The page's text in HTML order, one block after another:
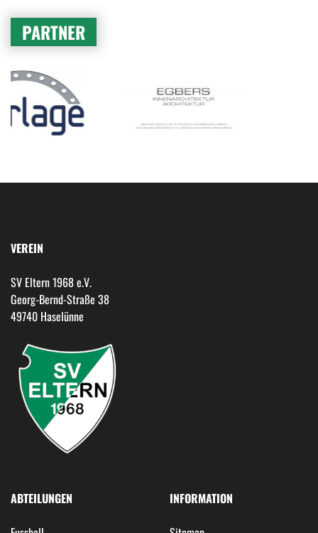
PARTNER
VEREIN
SV Eltern 1968 e.V.
Georg-Bernd-Straße 38
49740 Haselünne
ABTEILUNGEN
INFORMATION